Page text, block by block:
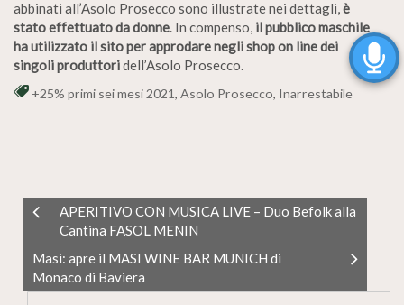
abbinati all’Asolo Prosecco sono illustrate nei dettagli,è
stato effettuato da donne. In compenso, il pubblico maschile
ha utilizzato il sito per approdare negli shop on line dei
singoli produttoridell’Asolo Prosecco.
+25% primi sei mesi 2021, Asolo Prosecco, Inarrestabile
APERITIVO CON MUSICA LIVE – Duo Befolk alla
Cantina FASOL MENIN
Masi: apre il MASI WINE BAR MUNICH di
Monaco di Baviera